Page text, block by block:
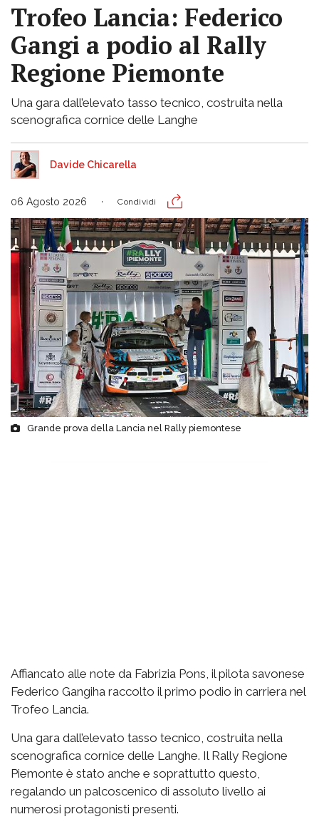
Trofeo Lancia: Federico
Gangi a podio al Rally
Regione Piemonte
Una gara dall’elevato tasso tecnico, costruita nella
scenografica cornice delle Langhe
Davide Chicarella
06 Agosto 2026 Condividi
Grande prova della Lancia nel Rally piemontese
Affiancato alle note da Fabrizia Pons, il pilota savonese
Federico Gangiha raccolto il primo podio in carriera nel
Trofeo Lancia.
Una gara dall’elevato tasso tecnico, costruita nella
scenografica cornice delle Langhe. Il Rally Regione
Piemonte è stato anche e soprattutto questo,
regalando un palcoscenico di assoluto livello ai
numerosi protagonisti presenti.